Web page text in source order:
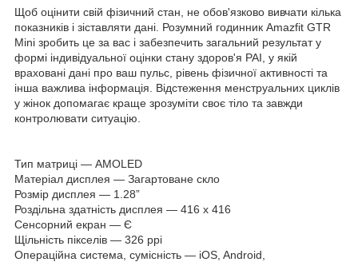
Щоб оцінити свій фізичний стан, не обов'язково вивчати кілька
показників і зіставляти дані. Розумний годинник Amazfit GTR
Mini зробить це за вас і забезпечить загальний результат у
формі індивідуальної оцінки стану здоров'я PAI, у якій
враховані дані про ваш пульс, рівень фізичної активності та
інша важлива інформація. Відстеження менструальних циклів
у жінок допомагає краще зрозуміти своє тіло та завжди
контролювати ситуацію.
Тип матриці — AMOLED
Матеріал дисплея — Загартоване скло
Розмір дисплея — 1.28”
Роздільна здатність дисплея — 416 x 416
Сенсорний екран — Є
Щільність пікселів — 326 ppi
Операційна система, сумісність — iOS, Android,